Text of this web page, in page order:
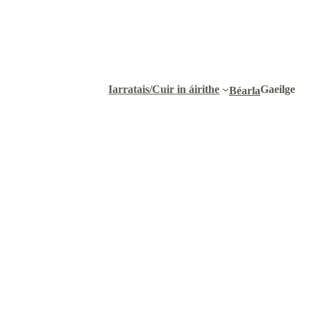
Iarratais/Cuir in áirithe BéarlaGaeilge